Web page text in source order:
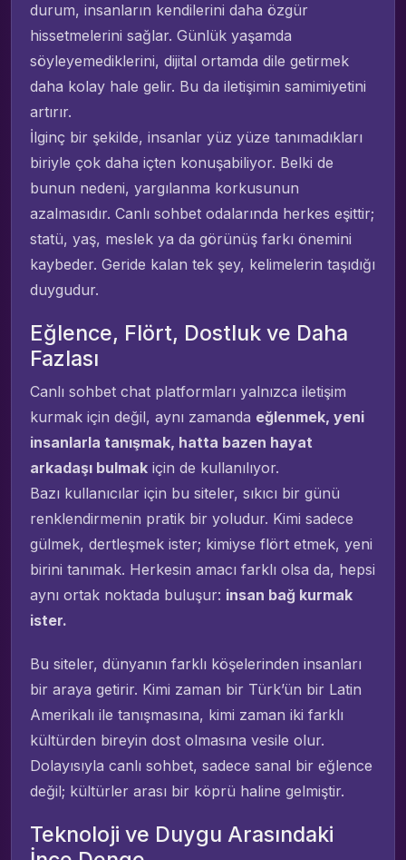
durum, insanların kendilerini daha özgür
hissetmelerini sağlar. Günlük yaşamda
söyleyemediklerini, dijital ortamda dile getirmek
daha kolay hale gelir. Bu da iletişimin samimiyetini
artırır.
İlginç bir şekilde, insanlar yüz yüze tanımadıkları
biriyle çok daha içten konuşabiliyor. Belki de
bunun nedeni, yargılanma korkusunun
azalmasıdır. Canlı sohbet odalarında herkes eşittir;
statü, yaş, meslek ya da görünüş farkı önemini
kaybeder. Geride kalan tek şey, kelimelerin taşıdığı
duygudur.
Eğlence, Flört, Dostluk ve Daha
Fazlası
Canlı sohbet chat platformları yalnızca iletişim
kurmak için değil, aynı zamanda eğlenmek, yeni
insanlarla tanışmak, hatta bazen hayat
arkadaşı bulmak için de kullanılıyor.
Bazı kullanıcılar için bu siteler, sıkıcı bir günü
renklendirmenin pratik bir yoludur. Kimi sadece
gülmek, dertleşmek ister; kimiyse flört etmek, yeni
birini tanımak. Herkesin amacı farklı olsa da, hepsi
aynı ortak noktada buluşur: insan bağ kurmak
ister.
Bu siteler, dünyanın farklı köşelerinden insanları
bir araya getirir. Kimi zaman bir Türk’ün bir Latin
Amerikalı ile tanışmasına, kimi zaman iki farklı
kültürden bireyin dost olmasına vesile olur.
Dolayısıyla canlı sohbet, sadece sanal bir eğlence
değil; kültürler arası bir köprü haline gelmiştir.
Teknoloji ve Duygu Arasındaki